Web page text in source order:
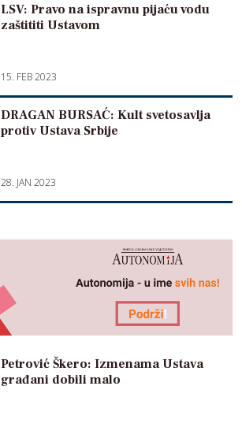
LSV: Pravo na ispravnu pijaću vodu
zaštititi Ustavom
15. FEB 2023
DRAGAN BURSAĆ: Kult svetosavlja
protiv Ustava Srbije
28. JAN 2023
Petrović Škero: Izmenama Ustava
građani dobili malo